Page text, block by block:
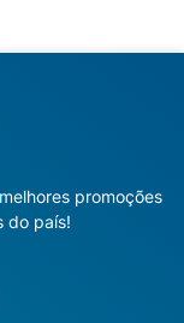
promoções
do país!